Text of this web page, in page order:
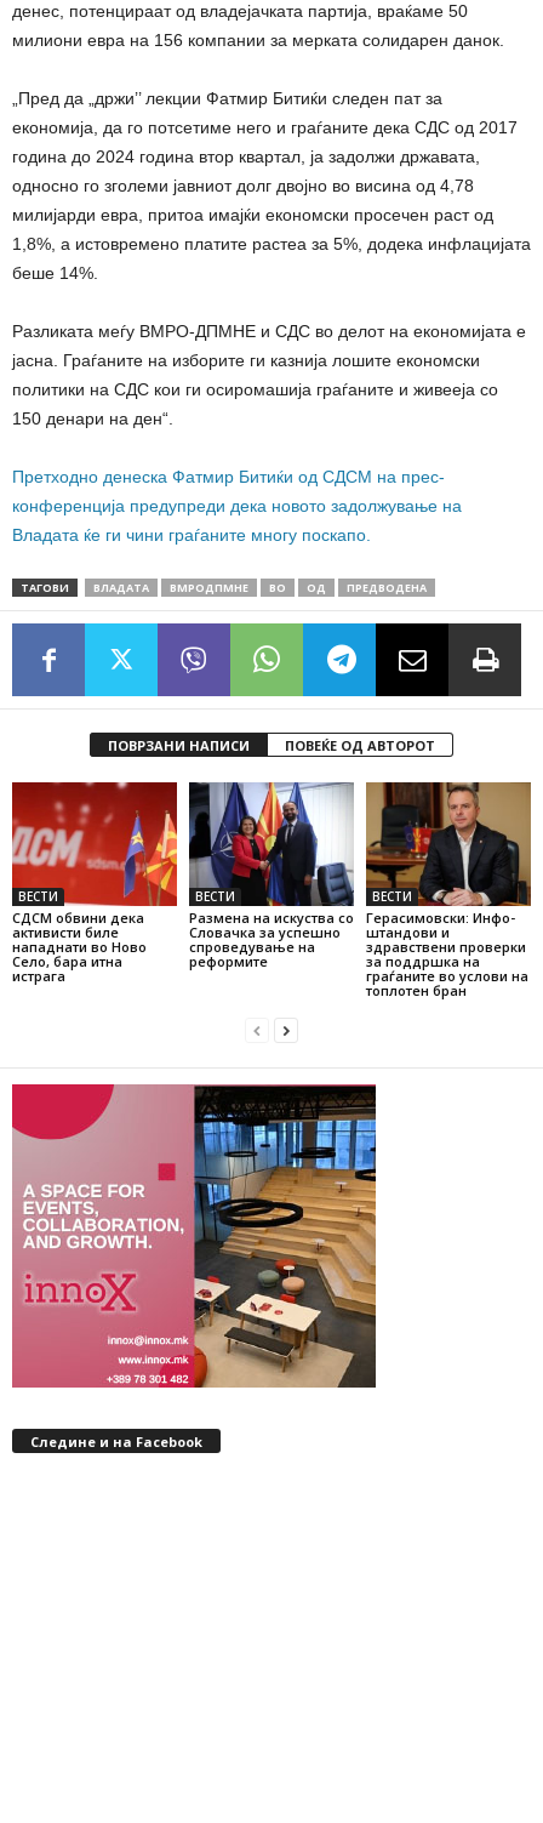
денес, потенцираат од владејачката партија, враќаме 50
милиони евра на 156 компании за мерката солидарен данок.
„Пред да „држи’’ лекции Фатмир Битиќи следен пат за
економија, да го потсетиме него и граѓаните дека СДС од 2017
година до 2024 година втор квартал, ја задолжи државата,
односно го зголеми јавниот долг двојно во висина од 4,78
милијарди евра, притоа имајќи економски просечен раст од
1,8%, а истовремено платите растеа за 5%, додека инфлацијата
беше 14%.
Разликата меѓу ВМРО-ДПМНЕ и СДС во делот на економијата е
јасна. Граѓаните на изборите ги казнија лошите економски
политики на СДС кои ги осиромашија граѓаните и живееја со
150 денари на ден“.
Претходно денеска Фатмир Битиќи од СДСМ на прес-
конференција предупреди дека новото задолжување на
Владата ќе ги чини граѓаните многу поскапо.
ТАГОВИ ВЛАДАТА ВМРОДПМНЕ ВО ОД ПРЕДВОДЕНА
ПОВРЗАНИ НАПИСИ ПОВЕЌЕ ОД АВТОРОТ
ВЕСТИ
СДСМ обвини дека
активисти биле
нападнати во Ново
Село, бара итна
истрага
ВЕСТИ
Размена на искуства со
Словачка за успешно
спроведување на
реформите
ВЕСТИ
Герасимовски: Инфо-
штандови и
здравствени проверки
за поддршка на
граѓаните во услови на
топлотен бран
Следине и на Facebook